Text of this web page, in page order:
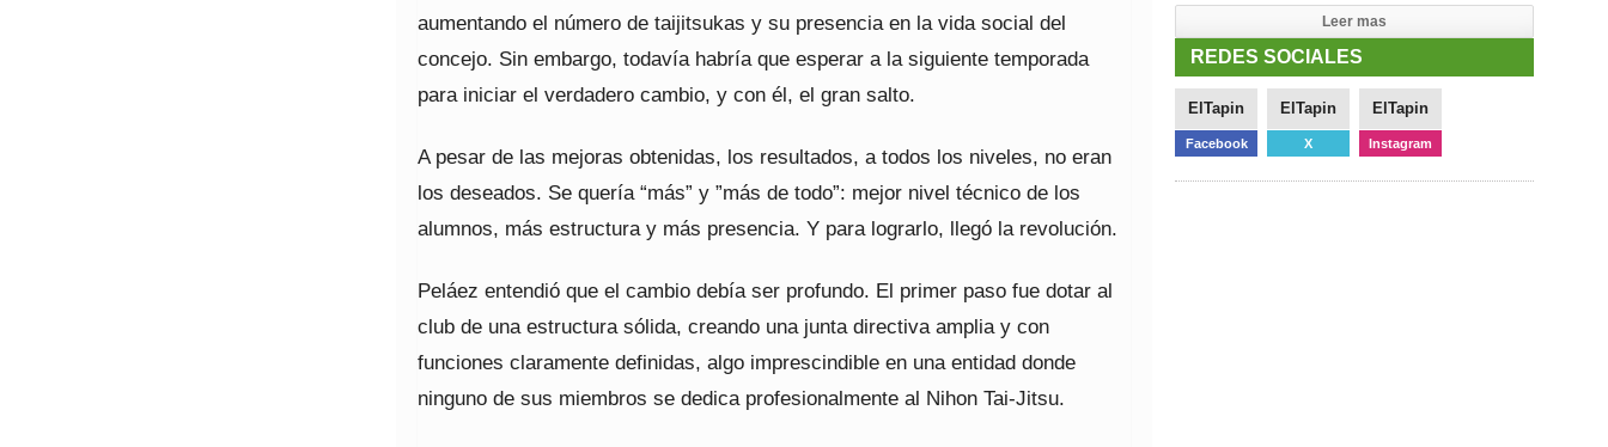
aumentando el número de taijitsukas y su presencia en la vida social del
concejo. Sin embargo, todavía habría que esperar a la siguiente temporada
para iniciar el verdadero cambio, y con él, el gran salto.
A pesar de las mejoras obtenidas, los resultados, a todos los niveles, no eran
los deseados. Se quería “más” y ”más de todo”: mejor nivel técnico de los
alumnos, más estructura y más presencia. Y para lograrlo, llegó la revolución.
Peláez entendió que el cambio debía ser profundo. El primer paso fue dotar al
club de una estructura sólida, creando una junta directiva amplia y con
funciones claramente definidas, algo imprescindible en una entidad donde
ninguno de sus miembros se dedica profesionalmente al Nihon Tai-Jitsu.
Leer mas
REDES SOCIALES
ElTapin
Facebook
ElTapin
X
ElTapin
Instagram